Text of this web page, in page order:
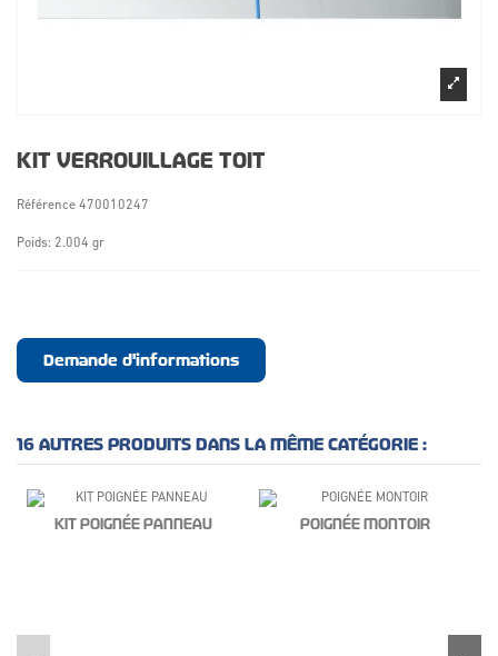
KIT VERROUILLAGE TOIT
Référence 470010247
Poids: 2.004 gr
Demande d'informations
16 AUTRES PRODUITS DANS LA MÊME CATÉGORIE :
KIT POIGNÉE PANNEAU POIGNÉE MONTOIR